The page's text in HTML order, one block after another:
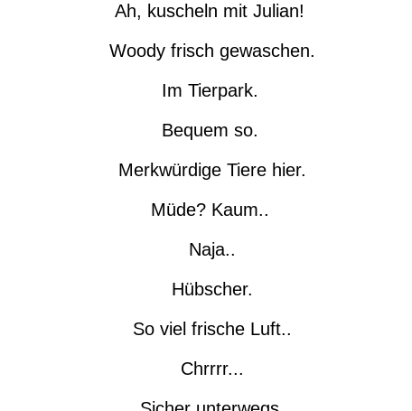
Ah, kuscheln mit Julian!
Woody frisch gewaschen.
Im Tierpark.
Bequem so.
Merkwürdige Tiere hier.
Müde? Kaum..
Naja..
Hübscher.
So viel frische Luft..
Chrrrr...